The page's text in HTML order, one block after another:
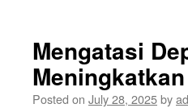
Mengatasi
Posted on July 28, 2025by